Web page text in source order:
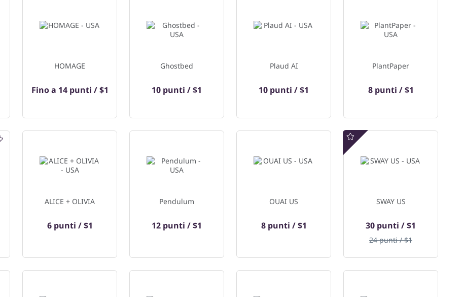
HOMAGE
Fino a 14 punti / $1
Ghostbed
10 punti / $1
Plaud AI
10 punti / $1
PlantPaper
8 punti / $1
ALICE + OLIVIA
6 punti / $1
Pendulum
12 punti / $1
OUAI US
8 punti / $1
SWAY US
30 punti / $1
24 punti / $1
Offerta speciale